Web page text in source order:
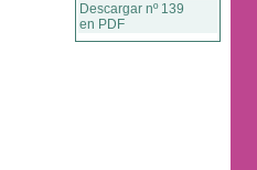
Descargar nº 139
en PDF